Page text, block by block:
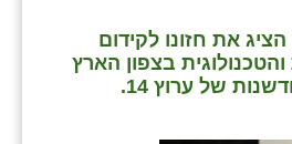
את חזונו לקידום
בצפון הארץ
של ערוץ 14.